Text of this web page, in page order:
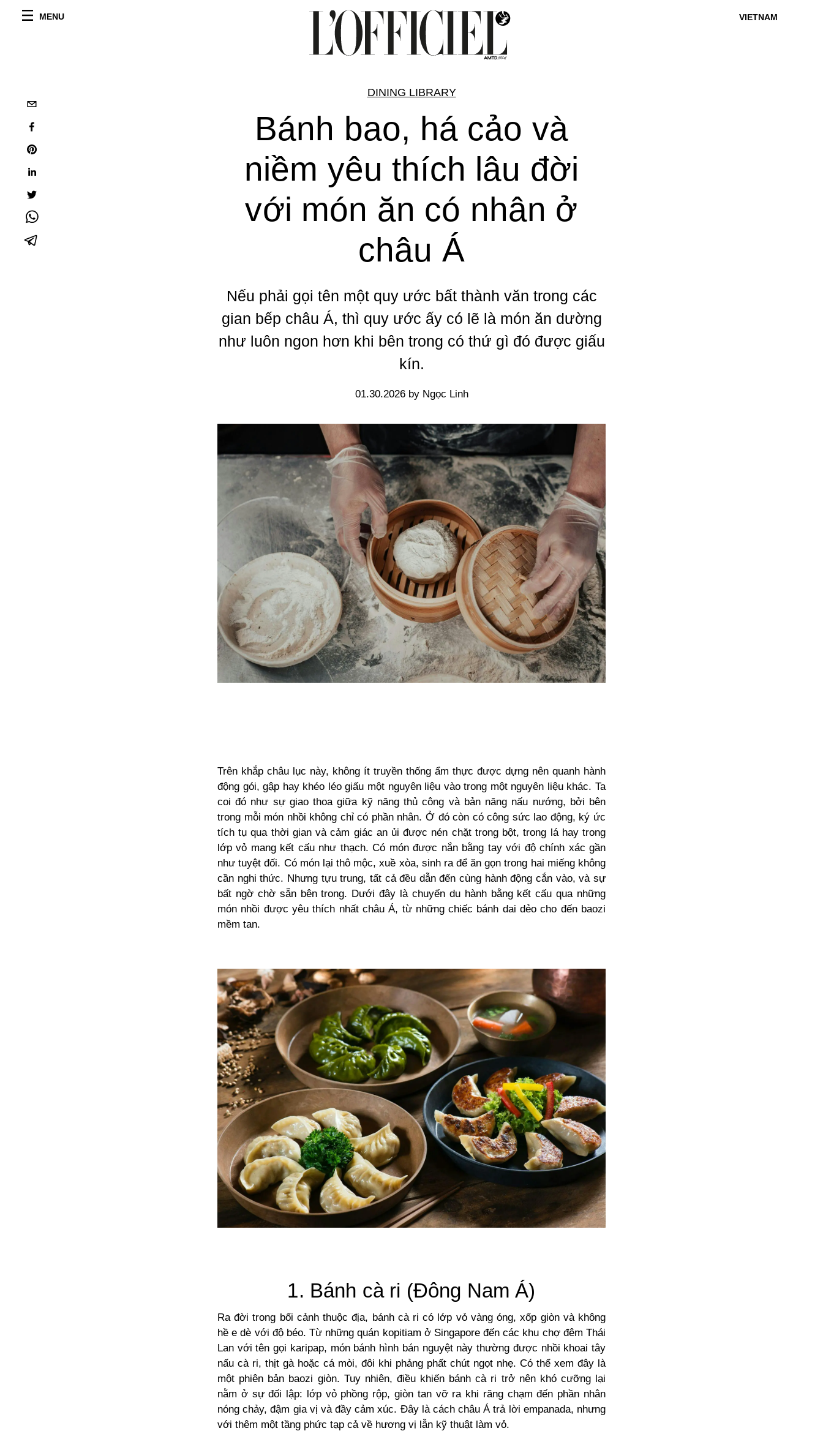
MENU VIETNAM
DINING LIBRARY
Bánh bao, há cảo và
niềm yêu thích lâu đời
với món ăn có nhân ở
châu Á
Nếu phải gọi tên một quy ước bất thành văn trong các
gian bếp châu Á, thì quy ước ấy có lẽ là món ăn dường
như luôn ngon hơn khi bên trong có thứ gì đó được giấu
kín.
01.30.2026 by Ngọc Linh
Trên khắp châu lục này, không ít truyền thống ẩm thực được dựng nên quanh hành
động gói, gập hay khéo léo giấu một nguyên liệu vào trong một nguyên liệu khác. Ta
coi đó như sự giao thoa giữa kỹ năng thủ công và bản năng nấu nướng, bởi bên
trong mỗi món nhồi không chỉ có phần nhân. Ở đó còn có công sức lao động, ký ức
tích tụ qua thời gian và cảm giác an ủi được nén chặt trong bột, trong lá hay trong
lớp vỏ mang kết cấu như thạch. Có món được nắn bằng tay với độ chính xác gần
như tuyệt đối. Có món lại thô mộc, xuề xòa, sinh ra để ăn gọn trong hai miếng không
cần nghi thức. Nhưng tựu trung, tất cả đều dẫn đến cùng hành động cắn vào, và sự
bất ngờ chờ sẵn bên trong. Dưới đây là chuyến du hành bằng kết cấu qua những
món nhồi được yêu thích nhất châu Á, từ những chiếc bánh dai dẻo cho đến baozi
mềm tan.
1. Bánh cà ri (Đông Nam Á)
Ra đời trong bối cảnh thuộc địa, bánh cà ri có lớp vỏ vàng óng, xốp giòn và không
hề e dè với độ béo. Từ những quán kopitiam ở Singapore đến các khu chợ đêm Thái
Lan với tên gọi karipap, món bánh hình bán nguyệt này thường được nhồi khoai tây
nấu cà ri, thịt gà hoặc cá mòi, đôi khi phảng phất chút ngọt nhẹ. Có thể xem đây là
một phiên bản baozi giòn. Tuy nhiên, điều khiến bánh cà ri trở nên khó cưỡng lại
nằm ở sự đối lập: lớp vỏ phồng rộp, giòn tan vỡ ra khi răng chạm đến phần nhân
nóng chảy, đậm gia vị và đầy cảm xúc. Đây là cách châu Á trả lời empanada, nhưng
với thêm một tầng phức tạp cả về hương vị lẫn kỹ thuật làm vỏ.